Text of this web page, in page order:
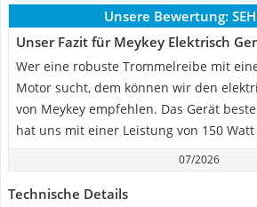
Unsere Bewertung:
Unser Fazit für Meykey Elektrisch
Wer eine robuste Trommelreibe mit
Motor sucht, dem können wir den
von Meykey empfehlen. Das Gerät
hat uns mit einer Leistung von 150
07/2026
Technische Details